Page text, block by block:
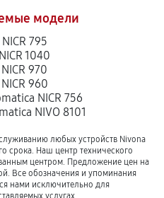
модели
795
1040
970
960
NICR 756
NIVO 8101
любых устройств Nivona
срока. Наш центр технического
центром. Предложение цен на
Все обозначения и упоминания
нами исключительно для
услугах.